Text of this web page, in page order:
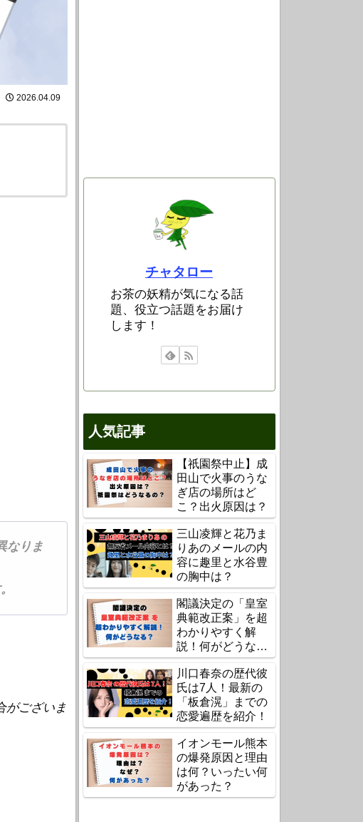
2026.04.09
なりま
がございま
チャタロー
お茶の妖精が気になる話
題、役立つ話題をお届け
します！
人気記事
【祇園祭中止】成
田山で火事のうな
ぎ店の場所はど
こ？出火原因は？
三山凌輝と花乃ま
りあのメールの内
容に趣里と水谷豊
の胸中は？
閣議決定の「皇室
典範改正案」を超
わかりやすく解
説！何がどうな
る？
川口春奈の歴代彼
氏は7人！最新の
「板倉滉」までの
恋愛遍歴を紹介！
イオンモール熊本
の爆発原因と理由
は何？いったい何
があった？